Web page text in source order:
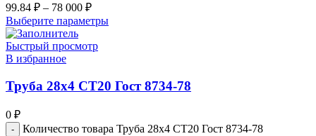
99.84 ₽ – 78 000 ₽
Выберите параметры
Быстрый просмотр
В избранное
Труба 28х4 СТ20 Гост 8734-78
0 ₽
Количество товара Труба 28х4 СТ20 Гост 8734-78